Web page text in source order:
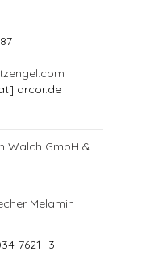
arcor.de
Walch GmbH &
Melamin
7621 -3